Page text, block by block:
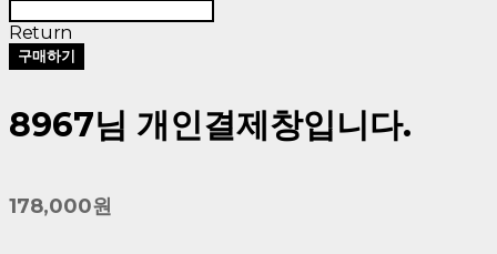
Return
구매하기
8967님 개인결제창입니다.
178,000원